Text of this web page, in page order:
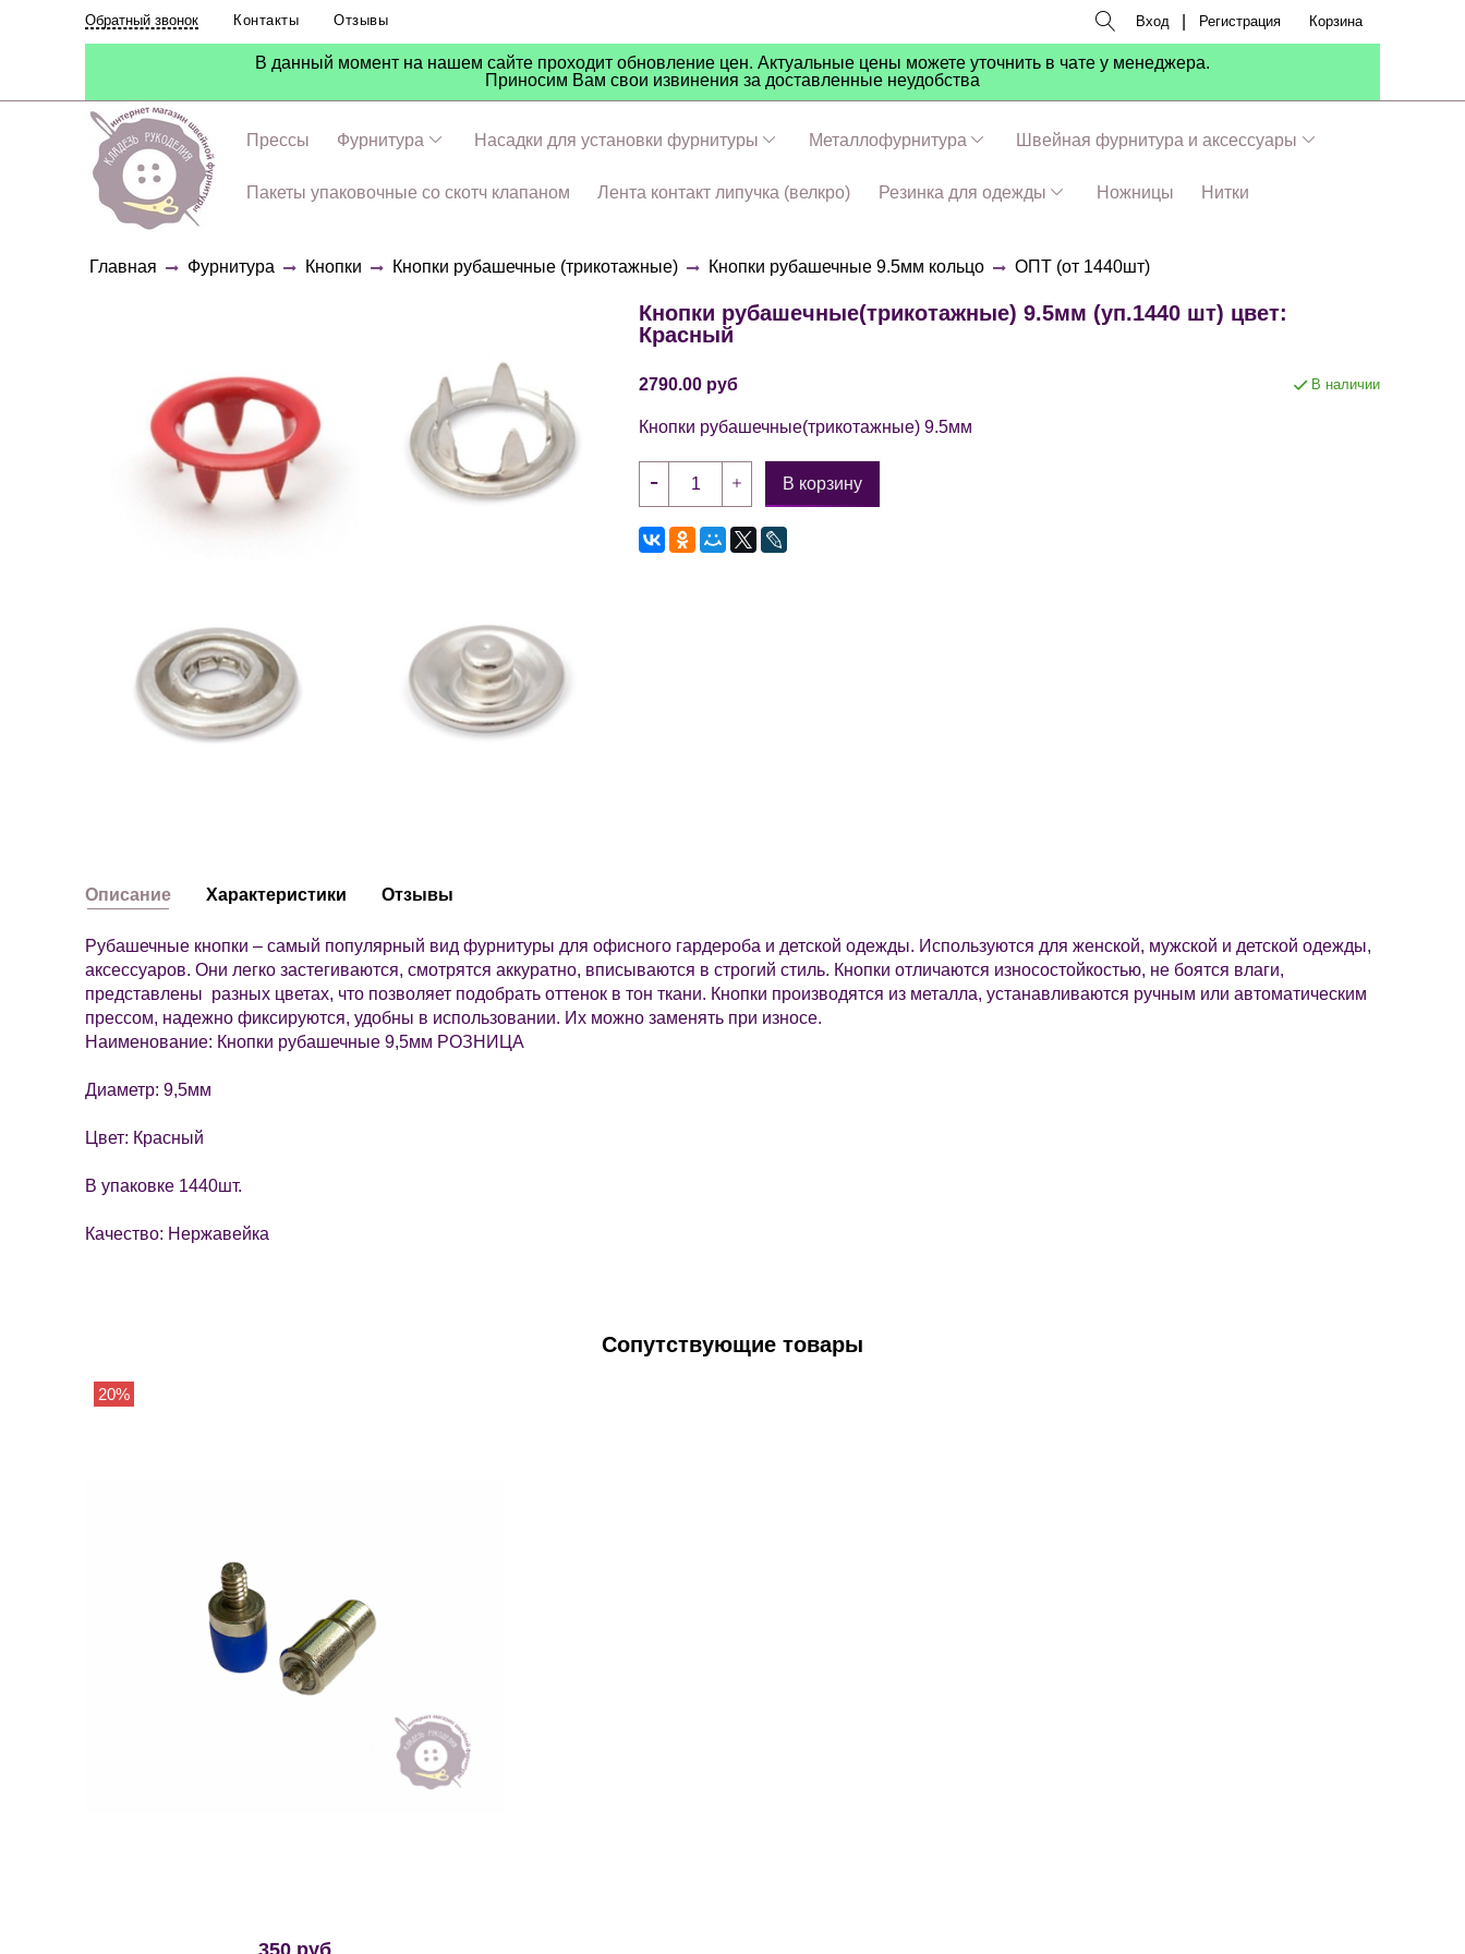
Обратный звонок Контакты Отзывы Вход Регистрация Корзина
В данный момент на нашем сайте проходит обновление цен. Актуальные цены можете уточнить в чате у менеджера.
Приносим Вам свои извинения за доставленные неудобства
Прессы Фурнитура Насадки для установки фурнитуры Металлофурнитура Швейная фурнитура и аксессуары
Пакеты упаковочные со скотч клапаном Лента контакт липучка (велкро) Резинка для одежды Ножницы Нитки
Главная Фурнитура Кнопки Кнопки рубашечные (трикотажные) Кнопки рубашечные 9.5мм кольцо ОПТ (от 1440шт)
Кнопки рубашечные(трикотажные) 9.5мм (уп.1440 шт) цвет:
Красный
2790.00 руб В наличии
Кнопки рубашечные(трикотажные) 9.5мм
В корзину
Описание
Рубашечные кнопки – самый популярный вид фурнитуры для офисного гардероба и детской одежды. Используются для женской, мужской и детской одежды,
аксессуаров. Они легко застегиваются, смотрятся аккуратно, вписываются в строгий стиль. Кнопки отличаются износостойкостью, не боятся влаги,
представлены разных цветах, что позволяет подобрать оттенок в тон ткани. Кнопки производятся из металла, устанавливаются ручным или автоматическим
прессом, надежно фиксируются, удобны в использовании. Их можно заменять при износе.
Наименование: Кнопки рубашечные 9,5мм РОЗНИЦА
Диаметр: 9,5мм
Цвет: Красный
В упаковке 1440шт.
Качество: Нержавейка
Характеристики Отзывы
Сопутствующие товары
20%